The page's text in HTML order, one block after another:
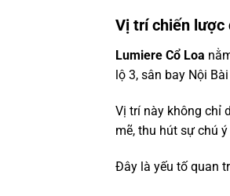
Vị trí chiến lược
Lumiere Cổ Loa
lộ 3, sân bay Nội
Vị trí này không chỉ
mẽ, thu hút sự chú
Đây là yếu tố quan